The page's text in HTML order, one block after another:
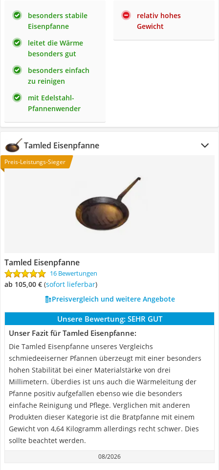
besonders stabile
Eisenpfanne
leitet die Wärme
besonders gut
besonders einfach
zu reinigen
mit Edelstahl-
Pfannenwender
relativ hohes
Gewicht
Tamled Eisenpfanne
Preis-Leistungs-Sieger
Tamled Eisenpfanne
16 Bewertungen
ab 105,00 € ( Sofort lieferbar)
Preisvergleich und weitere Angebote
Unsere Bewertung: SEHR GUT
Unser Fazit für Tamled Eisenpfanne:
Die Tamled Eisenpfanne unseres Vergleichs
schmiedeeiserner Pfannen überzeugt mit einer besonders
hohen Stabilität bei einer Materialstärke von drei
Millimetern. Überdies ist uns auch die Wärmeleitung der
Pfanne positiv aufgefallen ebenso wie die besonders
einfache Reinigung und Pflege. Verglichen mit anderen
Produkten dieser Kategorie ist die Bratpfanne mit einem
Gewicht von 4,64 Kilogramm allerdings recht schwer. Dies
sollte beachtet werden.
08/2026